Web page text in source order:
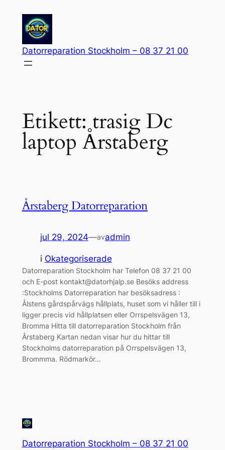
innehåll
Datorreparation Stockholm – 08 37 21 00
Etikett:trasig Dc
laptop Årstaberg
Årstaberg Datorreparation
jul 29, 2024—avadmin
i Okategoriserade
Datorreparation Stockholm har Telefon 08 37 21 00
och E-post kontakt@datorhjalp.se Besöks address
:Stockholms Datorreparation har besöksadress :
Ålstens gårdspårvägs hållplats, huset som vi håller till i
ligger precis vid hållplatsen eller Orrspelsvägen 13,
Bromma Hitta till datorreparation Stockholm från
Årstaberg Kartan nedan visar hur du hittar till
Stockholms datorreparation på Orrspelsvägen 13,
Brommma. Rödmarkör…
Datorreparation Stockholm – 08 37 21 00